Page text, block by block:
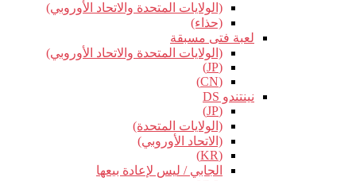
(الولايات المتحدة والاتحاد الأوروبي)
(حذاء)
لعبة فتى مسبقة
(الولايات المتحدة والاتحاد الأوروبي)
(JP)
(CN)
نينتندو DS
(JP)
(الولايات المتحدة)
(الاتحاد الأوروبي)
(KR)
الجابي / ليس لإعادة بيعها